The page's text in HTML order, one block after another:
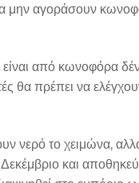
μην αγοράσουν
είναι από κωνοφόρα
θα πρέπει να
νερό το χειμώνα,
και